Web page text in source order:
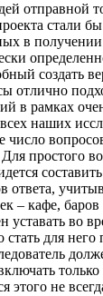
отправной
стали
в
создать
отлично
в рамках
наших
число
простого
ответа,
– кафе,
уставать во
стать для
этого не